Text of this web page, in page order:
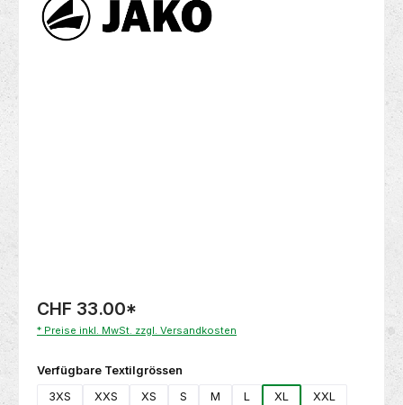
CHF 33.00*
* Preise inkl. MwSt. zzgl. Versandkosten
Verfügbare Textilgrössen
3XS
XXS XS S M L XL XXL